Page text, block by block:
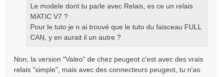
Le modele dont tu parle avec Relais, es ce un relais
MATIC V7 ?
Pour le tuto je n ai trouvé que le tuto du faisceau FULL
CAN, y en aurait il un autre ?
Non, la version "Valeo" de chez peugeot c'est avec des vrais
relais "simple", mais avec des connecteurs peugeot, tu n'as